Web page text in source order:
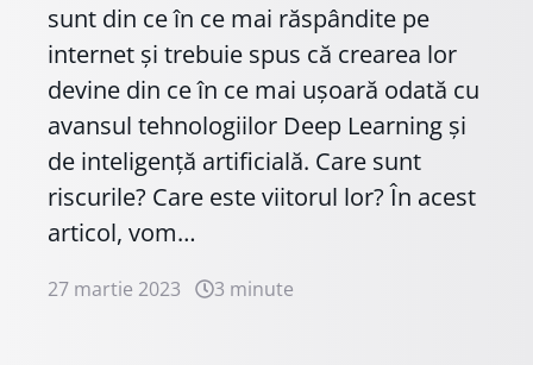
sunt din ce în ce mai răspândite pe
internet și trebuie spus că crearea lor
devine din ce în ce mai ușoară odată cu
avansul tehnologiilor Deep Learning și
de inteligență artificială. Care sunt
riscurile? Care este viitorul lor? În acest
articol, vom…
27 martie 2023 3 minute